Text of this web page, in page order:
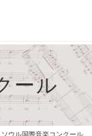
ール
ソウル国際音楽コンクール